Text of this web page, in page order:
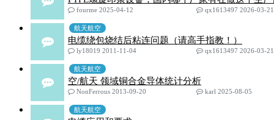
fourme 2025-04-12
qx1613497 2026-03-21
航天航空
电缆绕包烧结后粘连问题（请高手指教！）
ly18019 2011-11-04
qx1613497 2026-03-21
航天航空
空/航天 领域铜合金导体统计分析
NonFerrous 2013-09-20
karl 2025-08-05
航天航空